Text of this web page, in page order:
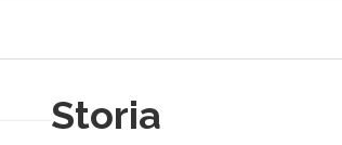
Storia